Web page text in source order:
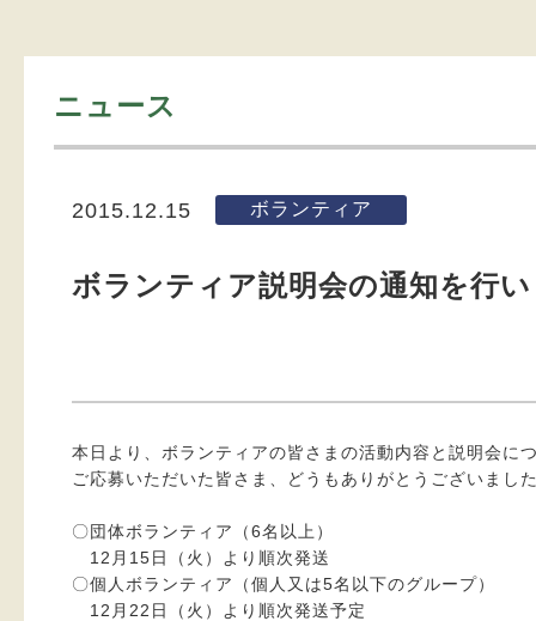
ニュース
2015.12.15 ボランティア
ボランティア説明会の通知を行
本日より、ボランティアの皆さまの活動内容と説明会に
ご応募いただいた皆さま、どうもありがとうございまし
〇団体ボランティア（6名以上）
12月15日（火）より順次発送
〇個人ボランティア（個人又は5名以下のグループ）
12月22日（火）より順次発送予定